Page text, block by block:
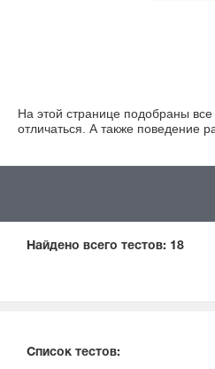
На этой странице подобраны все
отличаться. А также поведение
Найдено всего тестов: 18
Список тестов: